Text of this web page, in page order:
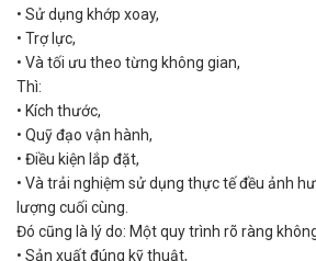
• Sử dụng khớp xoay,
• Trợ lực,
• Và tối ưu theo từng không gian,
Thì:
• Kích thước,
• Quỹ đạo vận hành,
• Điều kiện lắp đặt,
• Và trải nghiệm sử dụng thực tế đều ảnh
lượng cuối cùng.
Đó cũng là lý do: Một quy trình rõ ràng
• Sản xuất đúng kỹ thuật,